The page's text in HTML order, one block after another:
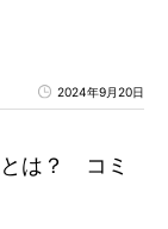
2024年9月20日
は？ コミ